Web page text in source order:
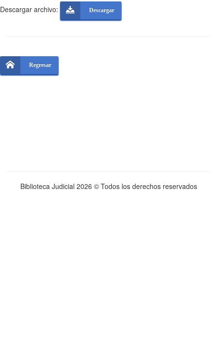
Descargar archivo: Descargar
Regresar
Biblioteca Judicial 2026 © Todos los derechos reservados